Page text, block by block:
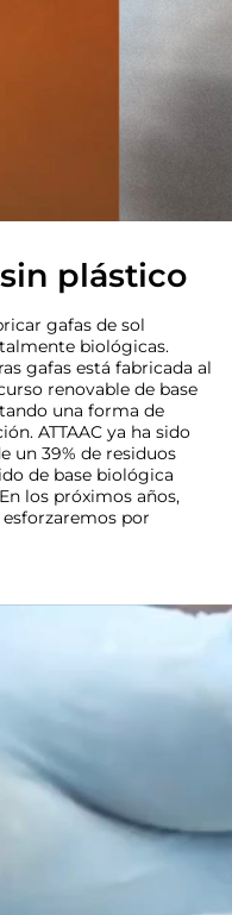
plástico
gafas de sol
biológicas.
gafas está fabricada al
renovable de base
una forma de
ATTAAC ya ha sido
un 39% de residuos
de base biológica
los próximos años,
por